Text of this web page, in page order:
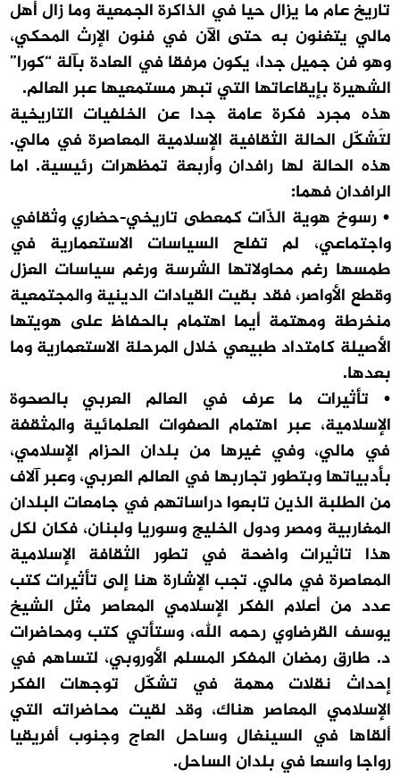
تاريخ عام ما يزال حيا في الذاكرة الجمعية وما زال أهل
مالي يتغنون به حتى الآن في فنون الإرث المحكي،
وهو فن جميل جدا، يكون مرفقا في العادة بآلة “كورا”
الشهيرة بإيقاعاتها التي تبهر مستمعيها عبر العالم.
هذه مجرد فكرة عامة جدا عن الخلفيات التاريخية
لتَشكّل الحالة الثقافية الإسلامية المعاصرة في مالي.
هذه الحالة لها رافدان وأربعة تمظهرات رئيسية. اما
الرافدان فهما:
• رسوخ هوية الذّات كمعطى تاريخي-حضاري وثقافي
واجتماعي، لم تفلح السياسات الاستعمارية في
طمسها رغم محاولاتها الشرسة ورغم سياسات العزل
وقطع الأواصر، فقد بقيت القيادات الدينية والمجتمعية
منخرطة ومهتمة أيما اهتمام بالحفاظ على هويتها
الأصيلة كامتداد طبيعي خلال المرحلة الاستعمارية وما
بعدها.
• تأثيرات ما عرف في العالم العربي بالصحوة
الإسلامية، عبر اهتمام الصفوات العلمائية والمثقفة
في مالي، وفي غيرها من بلدان الحزام الإسلامي،
بأدبياتها وبتطور تجاربها في العالم العربي، وعبر آلاف
من الطلبة الذين تابعوا دراساتهم في جامعات البلدان
المغاربية ومصر ودول الخليج وسوريا ولبنان، فكان لكل
هذا تاثيرات واضحة في تطور الثقافة الإسلامية
المعاصرة في مالي. تجب الإشارة هنا إلى تأثيرات كتب
عدد من أعلام الفكر الإسلامي المعاصر مثل الشيخ
يوسف القرضاوي رحمه الله، وستأتي كتب ومحاضرات
د. طارق رمضان المفكر المسلم الأوروبي، لتساهم في
إحداث نقلات مهمة في تشكّل توجهات الفكر
الإسلامي المعاصر هناك، وقد لقيت محاضراته التي
ألقاها في السينغال وساحل العاج وجنوب أفريقيا
رواجا واسعا في بلدان الساحل.